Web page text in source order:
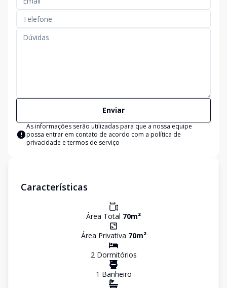
Enviar
As informações serão utilizadas para que a nossa equipe
possa entrar em contato de acordo com a política de
privacidade e termos de serviço
Características
Área Total 70m²
Área Privativa 70m²
2Dormitórios
1 Banheiro